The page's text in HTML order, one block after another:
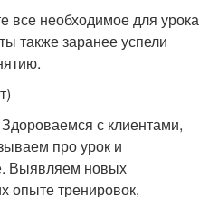
все необходимое для урока
также заранее успели
с клиентами,
про урок и
Выявляем новых
опыте тренировок,